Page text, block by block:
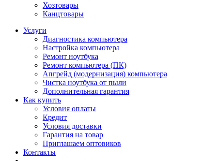
Хозтовары
Канцтовары
Услуги
Диагностика компьютера
Настройка компьютера
Ремонт ноутбука
Ремонт компьютера (ПК)
Апгрейд (модернизация) компьютера
Чистка ноутбука от пыли
Дополнительная гарантия
Как купить
Условия оплаты
Кредит
Условия доставки
Гарантия на товар
Приглашаем оптовиков
Контакты